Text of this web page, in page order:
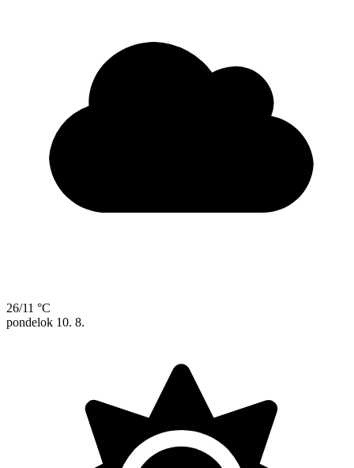
26/11 °C
pondelok 10. 8.